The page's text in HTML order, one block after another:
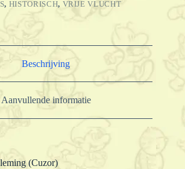
, HISTORISCH, VRIJE VLUCHT
Beschrijving
Aanvullende informatie
(Cuzor)